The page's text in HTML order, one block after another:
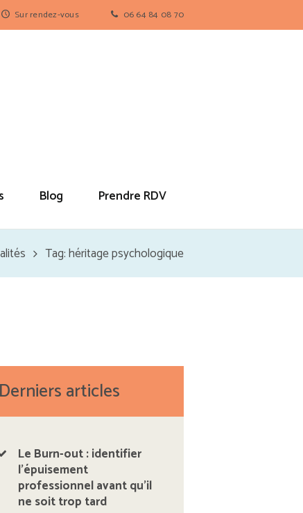
06 64 84 08 70
Sur rendez-vous
Blog Prendre RDV
Tag: héritage psychologique
Derniers articles
Le Burn-out : identifier
l’épuisement
professionnel avant qu’il
ne soit trop tard